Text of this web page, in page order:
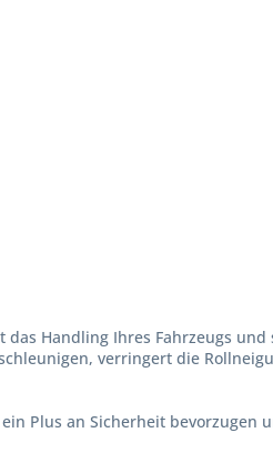
Handling Ihres Fahrzeugs
verringert die
Plus an Sicherheit bevorzugen